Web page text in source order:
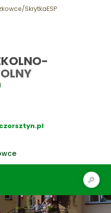
SkrytkaESP